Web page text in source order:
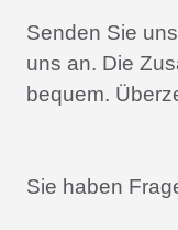
Senden Sie
uns an. Die
bequem.
Sie haben